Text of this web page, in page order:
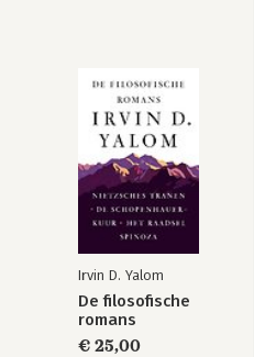
Irvin D. Yalom
De filosofische
romans
€ 25,00